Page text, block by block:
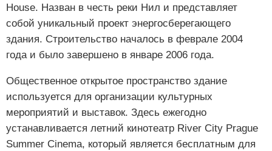
House. Назван в честь реки Нил и представляет
собой уникальный проект энергосберегающего
здания. Строительство началось в феврале 2004
года и было завершено в январе 2006 года.
Общественное открытое пространство здание
используется для организации культурных
мероприятий и выставок. Здесь ежегодно
устанавливается летний кинотеатр River City Prague
Summer Cinema, который является бесплатным для